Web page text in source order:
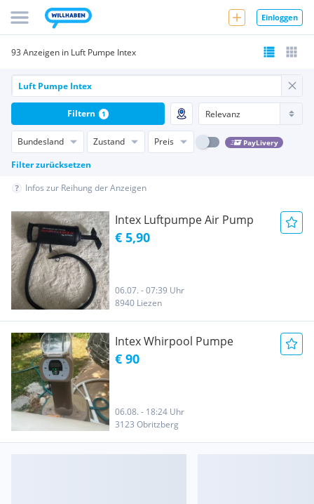
Einloggen
93 Anzeigen in Luft Pumpe Intex
Bundesland Zustand Preis PayLivery
Filter zurücksetzen
Filtern 1
Infos zur Reihung der Anzeigen
Intex Luftpumpe Air Pump
€ 5,90
06.07. - 07:39 Uhr
8940 Liezen
Intex Whirpool Pumpe
€ 90
06.08. - 18:24 Uhr
3123 Obritzberg